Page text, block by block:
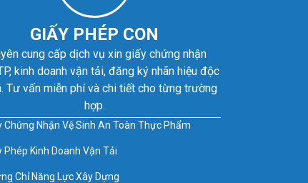
GIẤY PHÉP CON
cung cấp dịch vụ xin giấy chứng nhận
kinh doanh vận tải, đăng ký nhãn hiệu độc
Tư vấn miễn phí và chi tiết cho từng trường
hợp.
Chứng Nhận Vệ Sinh An Toàn Thực Phẩm
Phép Kinh Doanh Vận Tải
Chỉ Năng Lực Xây Dựng